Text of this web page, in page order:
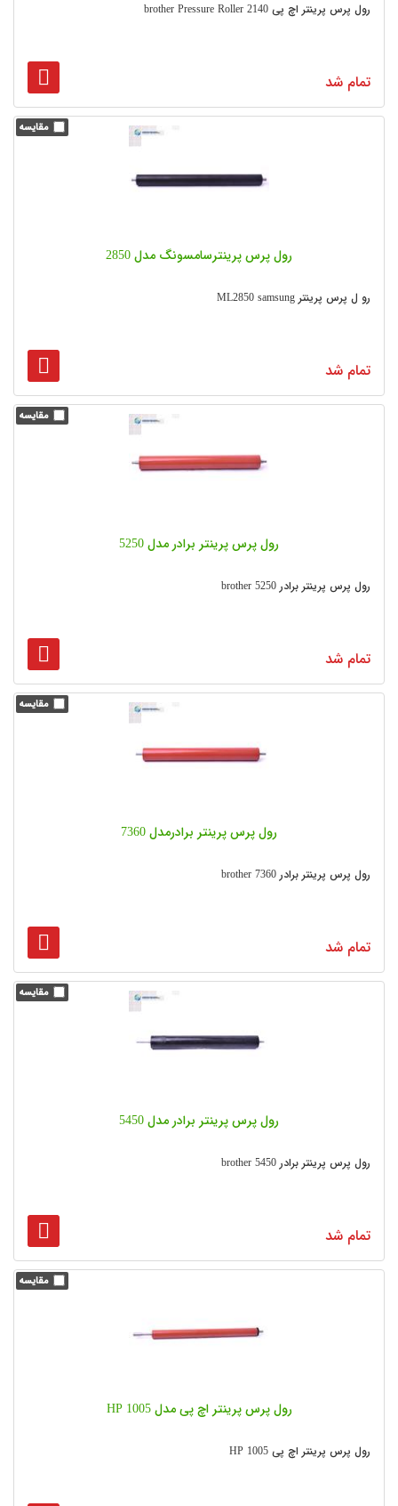
رول پرس پرینتر اچ پی 2140 brother Pressure Roller
تمام شد
رول پرس پرینترسامسونگ مدل 2850
رو ل پرس پرینتر ML2850 samsung
تمام شد
رول پرس پرینتر برادر مدل 5250
رول پرس پرینتر برادر brother 5250
تمام شد
رول پرس پرینتر برادرمدل 7360
رول پرس پرینتر برادر brother 7360
تمام شد
رول پرس پرینتر برادر مدل 5450
رول پرس پرینتر برادر brother 5450
تمام شد
رول پرس پرینتر اچ پی مدل HP 1005
رول پرس پرینتر اچ پی HP 1005